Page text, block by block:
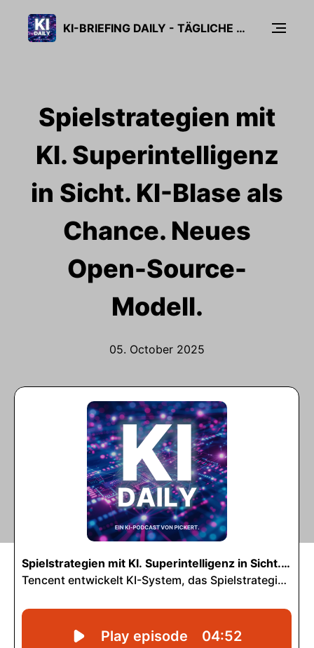
KI-BRIEFING DAILY - TÄGLICHE KI-NEWS IN 5 MINUTEN
Spielstrategien mit
KI. Superintelligenz
in Sicht. KI-Blase als
Chance. Neues
Open-Source-
Modell.
05. October 2025